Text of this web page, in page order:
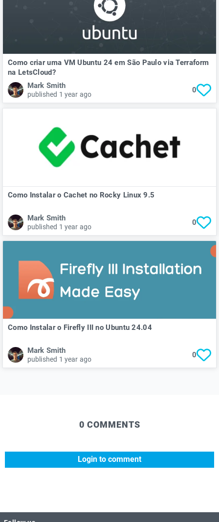
Como criar uma VM Ubuntu 24 em São Paulo via Terraform
na LetsCloud?
Mark Smith
published 1 year ago
0
Como Instalar o Cachet no Rocky Linux 9.5
Mark Smith
published 1 year ago
0
Como Instalar o Firefly III no Ubuntu 24.04
Mark Smith
published 1 year ago
0
0 COMMENTS
Login to comment